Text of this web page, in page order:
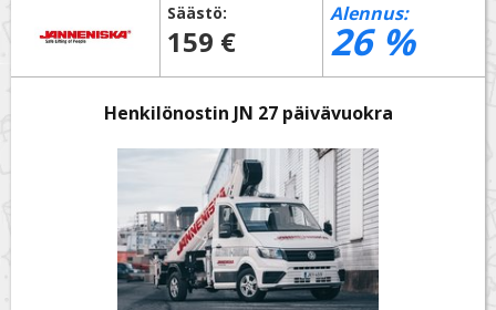
Säästö:
159 €
Alennus:
26%
Henkilönostin JN 27 päivävuokra